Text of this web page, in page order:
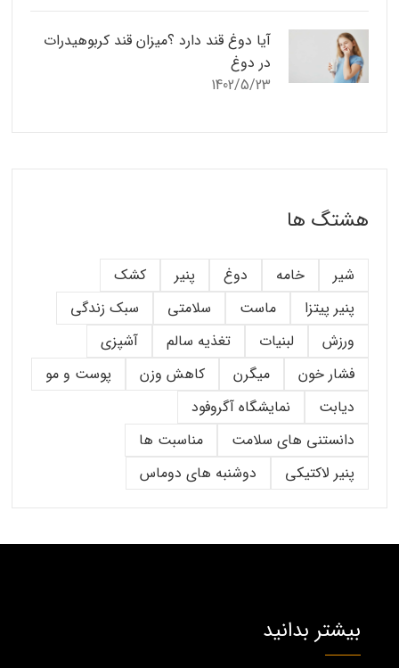
آیا دوغ قند دارد ؟میزان قند کربوهیدرات
در دوغ
1402/5/23
هشتگ ها
شیر خامه دوغ پنیر
کشک
پنیر پیتزا
ماست سلامتی
سبک زندگی
ورزش
لبنیات تغذیه سالم
آشپزی
فشار خون
میگرن کاهش وزن
پوست و مو
دیابت
نمایشگاه آگروفود
دانستنی های سلامت
مناسبت ها
پنیر لاکتیکی
دوشنبه های دوماس
بیشتر بدانید